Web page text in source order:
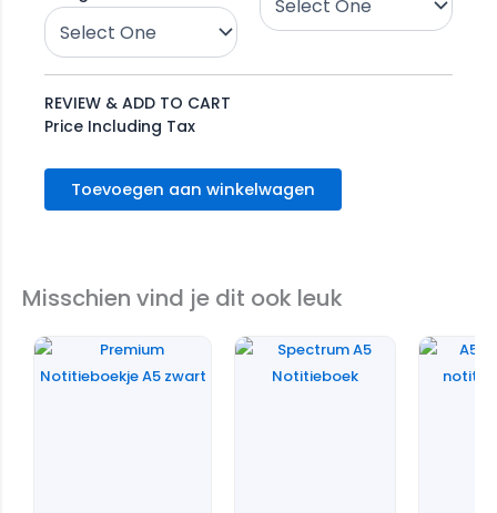
REVIEW & ADD TO CART
Price Including Tax
Toevoegen aan winkelwagen
Misschien vind je dit ook leuk